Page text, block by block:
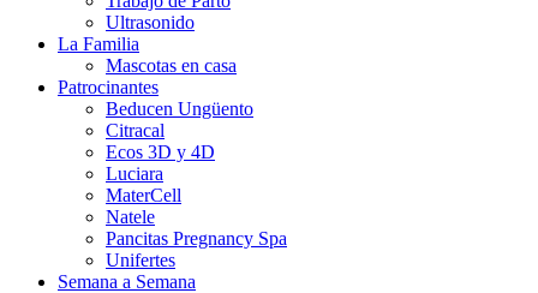
Ultrasonido
La Familia
Mascotas en casa
Patrocinantes
Beducen Ungüento
Citracal
Ecos 3D y 4D
Luciara
MaterCell
Natele
Pancitas Pregnancy Spa
Unifertes
Semana a Semana